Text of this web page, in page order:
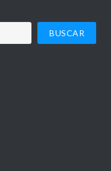
BUSCAR